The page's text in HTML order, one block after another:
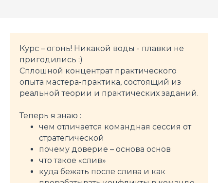
Курс – огонь! Никакой воды - плавки не
пригодились :)
Сплошной концентрат практического
опыта мастера-практика, состоящий из
реальной теории и практических заданий.
Теперь я знаю :
чем отличается командная сессия от
стратегической
почему доверие – основа основ
что такое «слив»
куда бежать после слива и как